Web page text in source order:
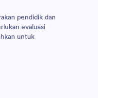
pendidik dan
evaluasi
untuk